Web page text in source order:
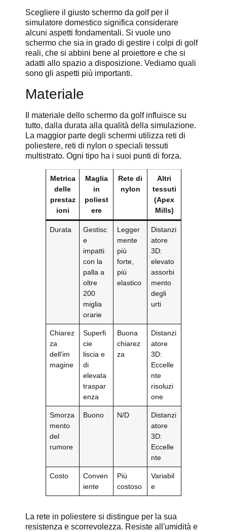
Scegliere il giusto schermo da golf per il
simulatore domestico significa considerare
alcuni aspetti fondamentali. Si vuole uno
schermo che sia in grado di gestire i colpi di golf
reali, che si abbini bene al proiettore e che si
adatti allo spazio a disposizione. Vediamo quali
sono gli aspetti più importanti.
Materiale
Il materiale dello schermo da golf influisce su
tutto, dalla durata alla qualità della simulazione.
La maggior parte degli schermi utilizza reti di
poliestere, reti di nylon o speciali tessuti
multistrato. Ogni tipo ha i suoi punti di forza.
Metrica
delle
prestaz
ioni
Maglia
in
poliest
ere
Rete di
nylon
Altri
tessuti
(Apex
Mills)
Durata
Gestisc
e
impatti
con la
palla a
oltre
200
miglia
orarie
Legger
mente
più
forte,
più
elastico
Distanzi
atore
3D:
elevato
assorbi
mento
degli
urti
Chiarez
za
dell'im
magine
Superfi
cie
liscia e
di
elevata
traspar
enza
Buona
chiarez
za
Distanzi
atore
3D:
Eccelle
nte
risoluzi
one
Smorza
mento
del
rumore
Buono N/D
Distanzi
atore
3D:
Eccelle
nte
Costo
Conven
iente
Più
costoso
Variabil
e
La rete in poliestere si distingue per la sua
resistenza e scorrevolezza. Resiste all'umidità e